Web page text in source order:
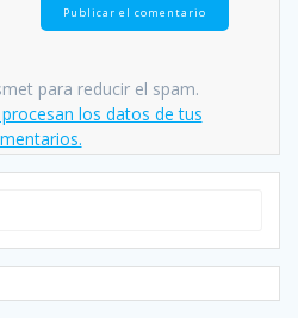
para reducir el spam.
los datos de tus